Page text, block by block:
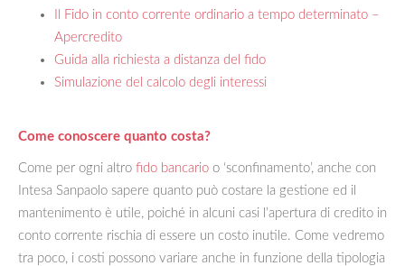
Il Fido in conto corrente ordinario a tempo determinato –
Apercredito
Guida alla richiesta a distanza del fido
Simulazione del calcolo degli interessi
Come conoscere quanto costa?
Come per ogni altro fido bancario o ‘sconfinamento’, anche con
Intesa Sanpaolo sapere quanto può costare la gestione ed il
mantenimento è utile, poiché in alcuni casi l’apertura di credito in
conto corrente rischia di essere un costo inutile. Come vedremo
tra poco, i costi possono variare anche in funzione della tipologia